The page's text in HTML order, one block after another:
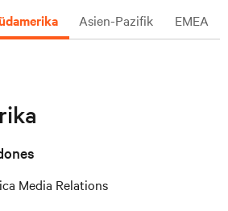
Asien-Pazifik EMEA
Media Relations